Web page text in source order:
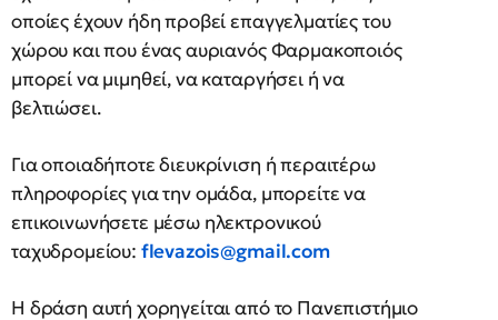
οποίες έχουν ήδη προβεί επαγγελματίες του
χώρου και που ένας αυριανός Φαρμακοποιός
μπορεί να μιμηθεί, να καταργήσει ή να
βελτιώσει.
Για οποιαδήποτε διευκρίνιση ή περαιτέρω
πληροφορίες για την ομάδα, μπορείτε να
επικοινωνήσετε μέσω ηλεκτρονικού
ταχυδρομείου: flevazois@gmail.com
Η δράση αυτή χορηγείται από το Πανεπιστήμιο